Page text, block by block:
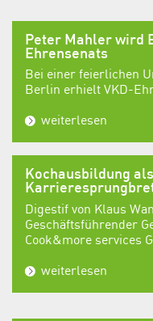
Peter Mahler wird
Ehrensenats
Bei einer feierlichen
Berlin erhielt VKD-
weiterlesen
Kochausbildung als
Digestif von Klaus
Geschäftsführender
Cook&more services
weiterlesen